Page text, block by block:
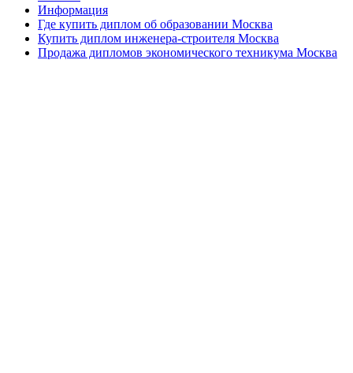
Информация
Где купить диплом об образовании Москва
Купить диплом инженера-строителя Москва
Продажа дипломов экономического техникума Москва